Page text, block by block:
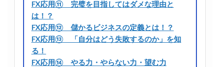
FX応用⑪ 完璧を目指してはダメな理由と
は！？
FX応用⑫ 儲かるビジネスの定義とは！？
FX応用⑬ 「自分はどう失敗するのか」を知
る！
FX応用⑭ やる力・やらない力・望む力